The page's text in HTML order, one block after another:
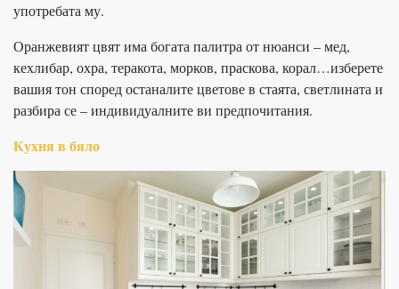
употребата му.
Оранжевият цвят има богата палитра от нюанси – мед,
кехлибар, охра, теракота, морков, праскова, корал…изберете
вашия тон според останалите цветове в стаята, светлината и
разбира се – индивидуалните ви предпочитания.
Кухня в бяло